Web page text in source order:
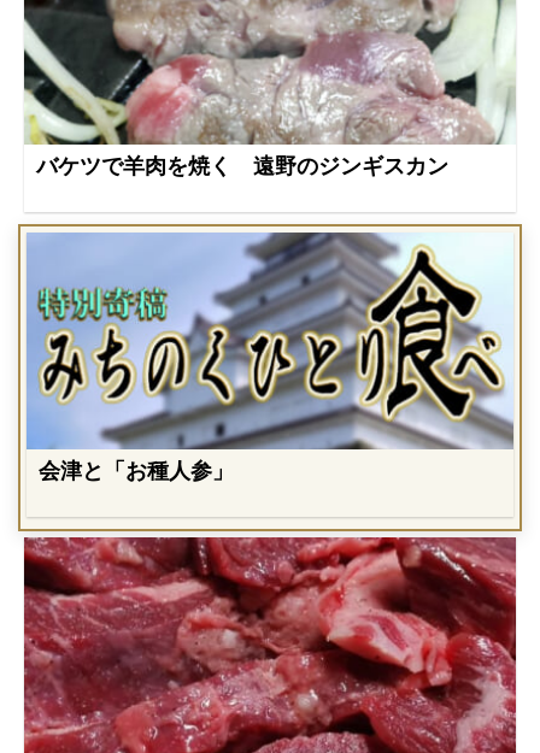
バケツで羊肉を焼く 遠野のジンギスカン
会津と「お種人参」